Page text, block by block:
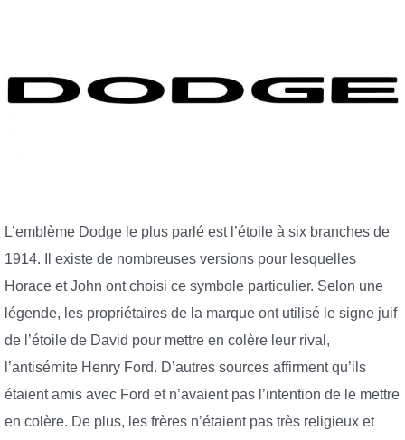
L’emblème Dodge le plus parlé est l’étoile à six branches de
1914. Il existe de nombreuses versions pour lesquelles
Horace et John ont choisi ce symbole particulier. Selon une
légende, les propriétaires de la marque ont utilisé le signe juif
de l’étoile de David pour mettre en colère leur rival,
l’antisémite Henry Ford. D’autres sources affirment qu’ils
étaient amis avec Ford et n’avaient pas l’intention de le mettre
en colère. De plus, les frères n’étaient pas très religieux et